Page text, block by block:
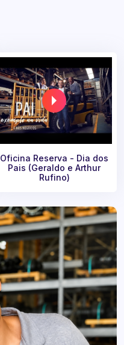
Oficina Reserva - Dia dos
Pais (Geraldo e Arthur
Rufino)